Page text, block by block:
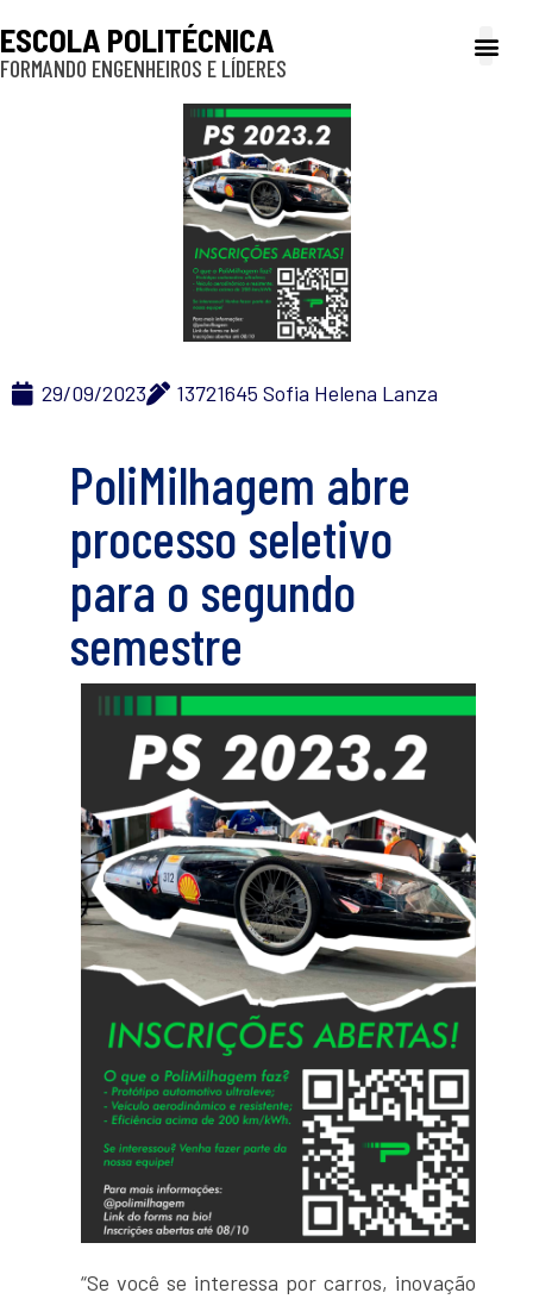
ESCOLA POLITÉCNICA
FORMANDO ENGENHEIROS E LÍDERES
29/09/2023 13721645 Sofia Helena Lanza
PoliMilhagem abre
processo seletivo
para o segundo
semestre
“Se você se interessa por carros, inovação